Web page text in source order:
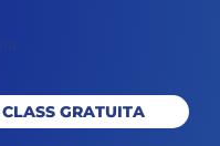
GRATUITA